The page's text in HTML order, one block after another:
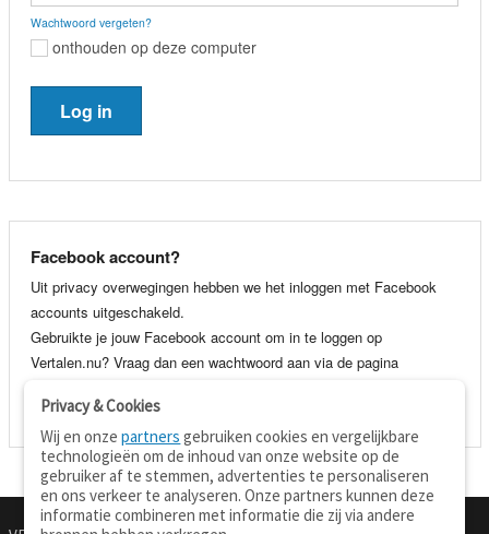
Wachtwoord vergeten?
onthouden op deze computer
Facebook account?
Uit privacy overwegingen hebben we het inloggen met Facebook
accounts uitgeschakeld.
Gebruikte je jouw Facebook account om in te loggen op
Vertalen.nu? Vraag dan een wachtwoord aan via de pagina
je e-mail adres en wachtwoord.
Privacy & Cookies
Wij en onzepartners gebruiken cookies en vergelijkbare
technologieën om de inhoud van onze website op de
gebruiker af te stemmen, advertenties te personaliseren
en ons verkeer te analyseren. Onze partners kunnen deze
informatie combineren met informatie die zij via andere